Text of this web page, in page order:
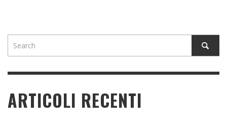
ARTICOLI RECENTI